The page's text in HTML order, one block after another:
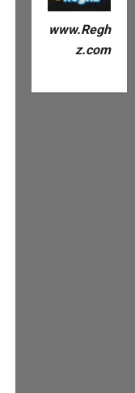
www.Regh
z.com